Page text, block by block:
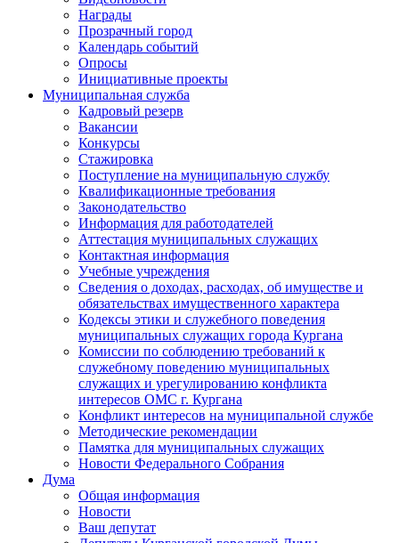
Награды
Прозрачный город
Календарь событий
Опросы
Инициативные проекты
Муниципальная служба
Кадровый резерв
Вакансии
Конкурсы
Стажировка
Поступление на муниципальную службу
Квалификационные требования
Законодательство
Информация для работодателей
Аттестация муниципальных служащих
Контактная информация
Учебные учреждения
Сведения о доходах, расходах, об имуществе и
обязательствах имущественного характера
Кодексы этики и служебного поведения
муниципальных служащих города Кургана
Комиссии по соблюдению требований к
служебному поведению муниципальных
служащих и урегулированию конфликта
интересов ОМС г. Кургана
Конфликт интересов на муниципальной службе
Методические рекомендации
Памятка для муниципальных служащих
Новости Федерального Cобрания
Дума
Общая информация
Новости
Ваш депутат